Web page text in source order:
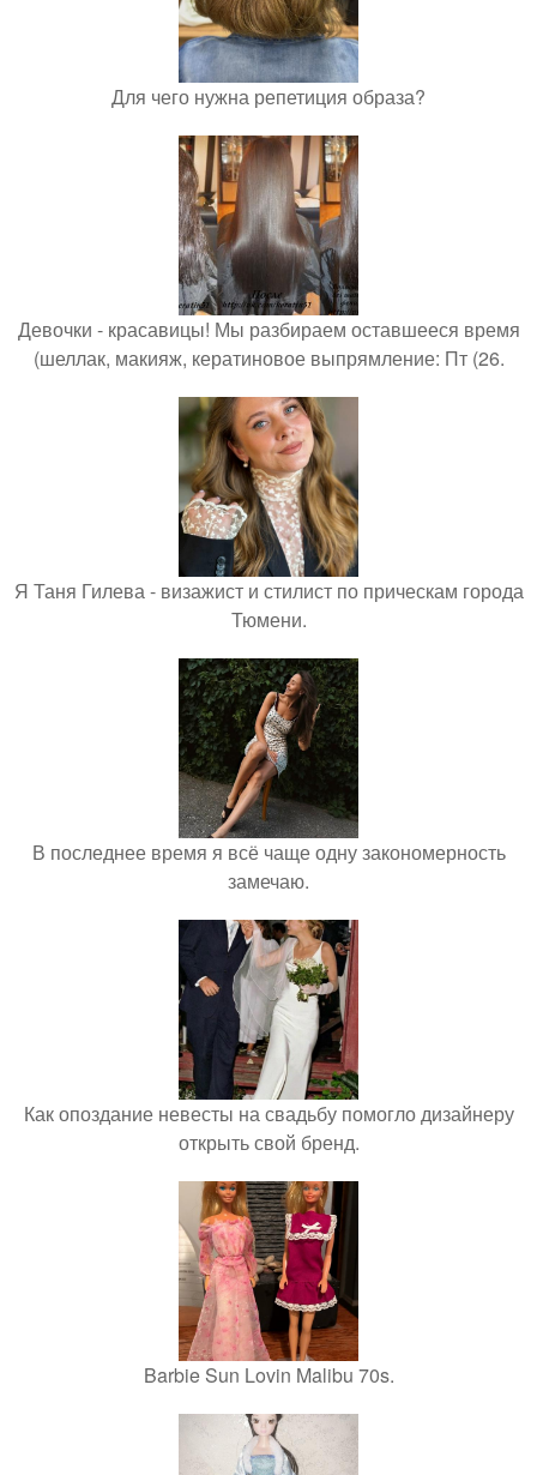
Для чего нужна репетиция образа?
Девочки - красавицы! Мы разбираем оставшееся время
(шеллак, макияж, кератиновое выпрямление: Пт (26.
Я Таня Гилева - визажист и стилист по прическам города
Тюмени.
В последнее время я всё чаще одну закономерность
замечаю.
Как опоздание невесты на свадьбу помогло дизайнеру
открыть свой бренд.
Barbie Sun Lovin Malibu 70s.